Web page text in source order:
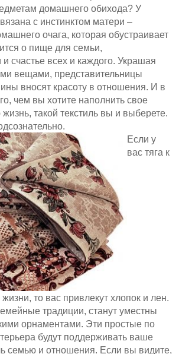
домашнего обихода? У
с инстинктом матери –
очага, которая обустраивает
о пище для семьи,
счастье всех и каждого. Украшая
вещами, представительницы
вносят красоту в отношения. И в
чем вы хотите наполнить свое
такой текстиль вы и выберете.
Если у
вас тяга к
то вас привлекут хлопок и лен.
традиции, станут уместны
орнаментами. Эти простые по
будут поддерживать ваше
семью и отношения. Если вы видите,